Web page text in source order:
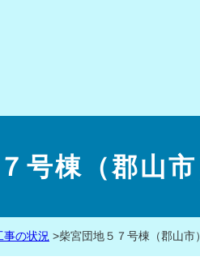
号棟（郡山
事の状況 >柴宮団地５７号棟（郡山市